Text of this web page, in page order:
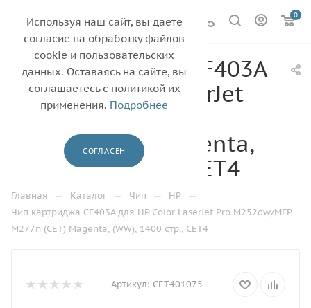
0
Чип картриджа CF403A
для HP Color LaserJet
Pro M252dw/MFP
M277n (CET) Magenta,
(WW), 1400 стр., CET4
Главная — Каталог — Чип — HP —
Чип картриджа CF403A для HP Color LaserJet Pro M252dw/MFP
M277n (CET) Magenta, (WW), 1400 стр., CET4
Артикул: CET401075
Используя наш сайт, вы даете
согласие на обработку файлов
cookie и пользовательских
данных. Оставаясь на сайте, вы
соглашаетесь с политикой их
применения. Подробнее
СОГЛАСЕН